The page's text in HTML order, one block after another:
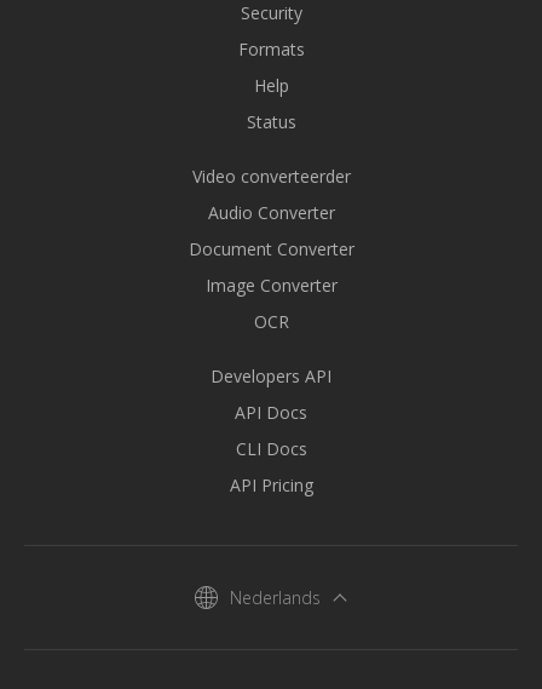
Security
Formats
Help
Status
Video converteerder
Audio Converter
Document Converter
Image Converter
OCR
Developers API
API Docs
CLI Docs
API Pricing
Nederlands